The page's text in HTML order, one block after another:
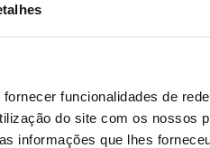
funcionalidades de
do site com os nossos
informações que lhes